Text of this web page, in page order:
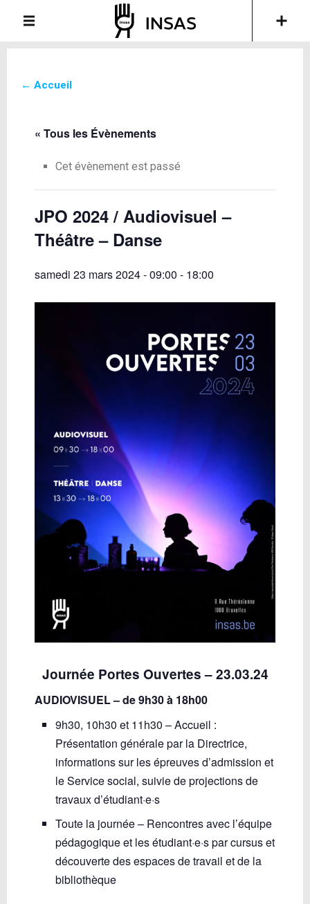
← Accueil
« Tous les Évènements
Cet évènement est passé
JPO 2024 / Audiovisuel –
Théâtre – Danse
samedi 23 mars 2024 - 09:00 - 18:00
Journée Portes Ouvertes – 23.03.24
AUDIOVISUEL – de 9h30 à 18h00
9h30, 10h30 et 11h30 – Accueil :
Présentation générale par la Directrice,
informations sur les épreuves d’admission et
le Service social, suivie de projections de
travaux d’étudiant·e·s
Toute la journée – Rencontres avec l’équipe
pédagogique et les étudiant·e·s par cursus et
découverte des espaces de travail et de la
bibliothèque